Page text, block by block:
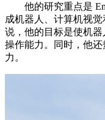
他的研究重点是
成机器人、计算机视
说，他的目标是使机
操作能力。同时，他
力。